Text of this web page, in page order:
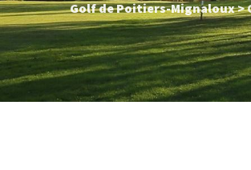
Golf de Poitiers-Mignaloux>